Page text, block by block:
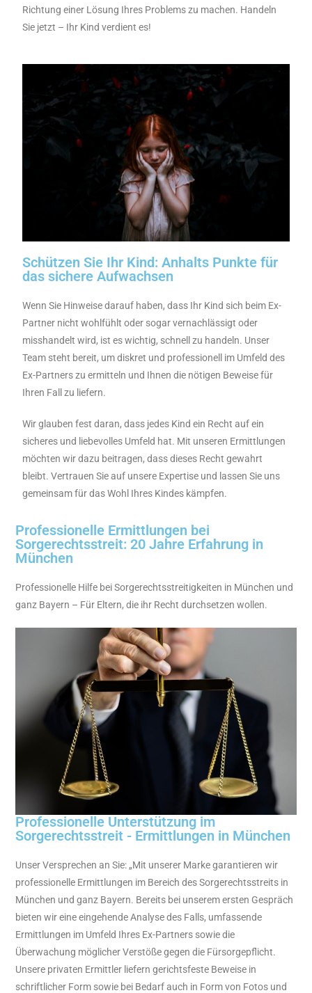
Richtung einer Lösung Ihres Problems zu machen. Handeln
Sie jetzt – Ihr Kind verdient es!
Schützen Sie Ihr Kind: Anhalts Punkte für
das sichere Aufwachsen
Wenn Sie Hinweise darauf haben, dass Ihr Kind sich beim Ex-
Partner nicht wohlfühlt oder sogar vernachlässigt oder
misshandelt wird, ist es wichtig, schnell zu handeln. Unser
Team steht bereit, um diskret und professionell im Umfeld des
Ex-Partners zu ermitteln und Ihnen die nötigen Beweise für
Ihren Fall zu liefern.
Wir glauben fest daran, dass jedes Kind ein Recht auf ein
sicheres und liebevolles Umfeld hat. Mit unseren Ermittlungen
möchten wir dazu beitragen, dass dieses Recht gewahrt
bleibt. Vertrauen Sie auf unsere Expertise und lassen Sie uns
gemeinsam für das Wohl Ihres Kindes kämpfen.
Professionelle Ermittlungen bei
Sorgerechtsstreit: 20 Jahre Erfahrung in
München
Professionelle Hilfe bei Sorgerechtsstreitigkeiten in München und
ganz Bayern – Für Eltern, die ihr Recht durchsetzen wollen.
Professionelle Unterstützung im
Sorgerechtsstreit - Ermittlungen in München
Unser Versprechen an Sie: „Mit unserer Marke garantieren wir
professionelle Ermittlungen im Bereich des Sorgerechtsstreits in
München und ganz Bayern. Bereits bei unserem ersten Gespräch
bieten wir eine eingehende Analyse des Falls, umfassende
Ermittlungen im Umfeld Ihres Ex-Partners sowie die
Überwachung möglicher Verstöße gegen die Fürsorgepflicht.
Unsere privaten Ermittler liefern gerichtsfeste Beweise in
schriftlicher Form sowie bei Bedarf auch in Form von Fotos und